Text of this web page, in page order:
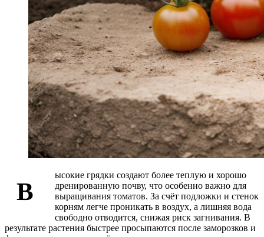
В
ысокие грядки создают более теплую и хорошо
дренированную почву, что особенно важно для
выращивания томатов. За счёт подложки и стенок
корням легче проникать в воздух, а лишняя вода
свободно отводится, снижая риск загнивания. В
результате растения быстрее просыпаются после заморозков и